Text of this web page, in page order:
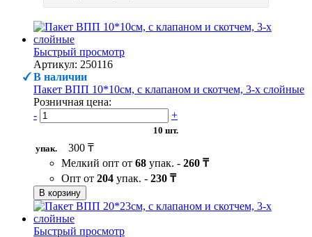
Быстрый просмотр
Артикул: 250116
В наличии
Пакет ВПП 10*10см, с клапаном и скотчем, 3-х слойные
Розничная цена:
-
+
10 шт.
упак.
300 ₸
Мелкий опт от 68 упак. - 260 ₸
Опт от 204 упак. - 230 ₸
В корзину
Быстрый просмотр